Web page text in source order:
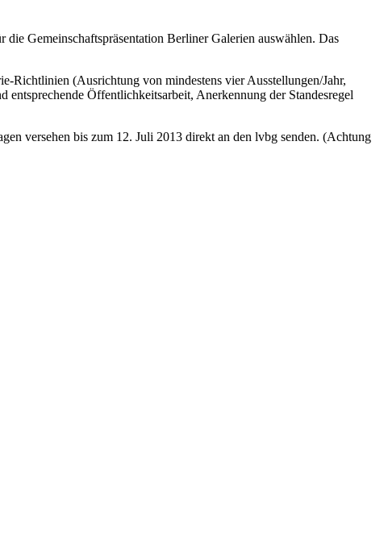
Gemeinschaftspräsentation Berliner Galerien auswählen. Das
Richtlinien (Ausrichtung von mindestens vier Ausstellungen/Jahr,
Öffentlichkeitsarbeit, Anerkennung der Standesregel
versehen bis zum 12. Juli 2013 direkt an den lvbg senden. (Achtung